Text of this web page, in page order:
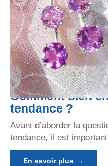
Comment bien
tendance ?
Avant d’aborder la
tendance, il est
En savoir plus